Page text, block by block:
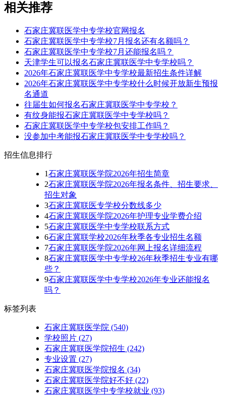
相关推荐
石家庄冀联医学中专学校官网报名
石家庄冀联医学中专学校7月报名还有名额吗？
石家庄冀联医学中专学校7月还能报名吗？
天津学生可以报名石家庄冀联医学中专学校吗？
2026年石家庄冀联医学中专学校最新招生条件详解
2026年石家庄冀联医学中专学校什么时候开放新生预报
名通道
往届生如何报名石家庄冀联医学中专学校？
有纹身能报石家庄冀联医学中专学校吗？
石家庄冀联医学中专学校包安排工作吗？
没参加中考能报石家庄冀联医学中专学校吗？
招生信息排行
1石家庄冀联医学院2026年招生简章
2石家庄冀联医学院2026年报名条件、招生要求、
招生对象
3石家庄冀联医专学校分数线多少
4石家庄冀联医学院2026年护理专业学费介绍
5石家庄冀联医学中专学校联系方式
6石家庄冀联学校2026年秋季各专业招生名额
7石家庄冀联医学院2026年网上报名详细流程
8石家庄冀联医学中专学校26年秋季招生专业有哪
些？
9石家庄冀联医学中专学校2026年专业还能报名
吗？
标签列表
石家庄冀联医学院 (540)
学校照片 (27)
石家庄冀联医学院招生 (242)
专业设置 (27)
石家庄冀联医学院报名 (34)
石家庄冀联医学院好不好 (22)
石家庄冀联医学中专学校就业 (93)